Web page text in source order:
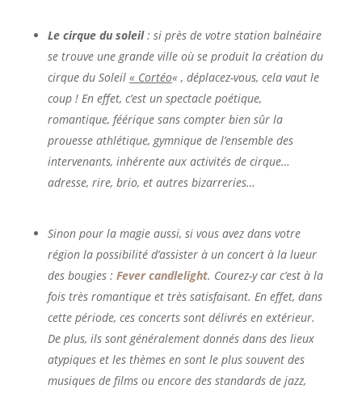
Le cirque du soleil: si près de votre station balnéaire
se trouve une grande ville où se produit la création du
cirque du Soleil « Cortéo« , déplacez-vous, cela vaut le
coup ! En effet, c’est un spectacle poétique,
romantique, féérique sans compter bien sûr la
prouesse athlétique, gymnique de l’ensemble des
intervenants, inhérente aux activités de cirque…
adresse, rire, brio, et autres bizarreries…
Sinon pour la magie aussi, si vous avez dans votre
région la possibilité d’assister à un concert à la lueur
des bougies : Fever candlelight. Courez-y car c’est à la
fois très romantique et très satisfaisant. En effet, dans
cette période, ces concerts sont délivrés en extérieur.
De plus, ils sont généralement donnés dans des lieux
atypiques et les thèmes en sont le plus souvent des
musiques de films ou encore des standards de jazz,